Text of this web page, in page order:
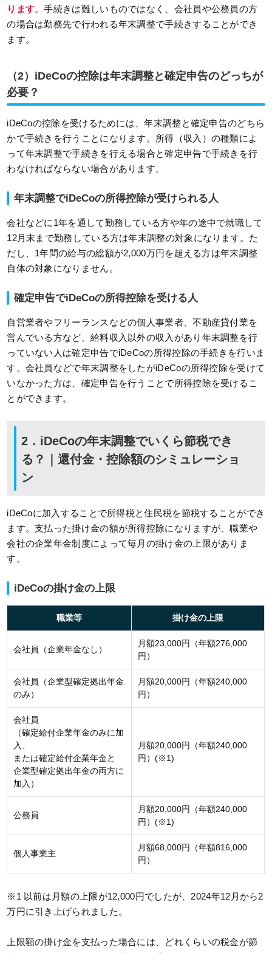
ります。手続きは難しいものではなく、会社員や公務員の方
の場合は勤務先で行われる年末調整で手続きすることができ
ます。
（2）iDeCoの控除は年末調整と確定申告のどっちが
必要？
iDeCoの控除を受けるためには、年末調整と確定申告のどちら
かで手続きを行うことになります。所得（収入）の種類によ
って年末調整で手続きを行える場合と確定申告で手続きを行
わなければならない場合があります。
年末調整でiDeCoの所得控除が受けられる人
会社などに1年を通して勤務している方や年の途中で就職して
12月末まで勤務している方は年末調整の対象になります。た
だし、1年間の給与の総額が2,000万円を超える方は年末調整
自体の対象になりません。
確定申告でiDeCoの所得控除を受ける人
自営業者やフリーランスなどの個人事業者、不動産貸付業を
営んでいる方など、給料収入以外の収入があり年末調整を行
っていない人は確定申告でiDeCoの所得控除の手続きを行いま
す。会社員などで年末調整をしたがiDeCoの所得控除を受けて
いなかった方は、確定申告を行うことで所得控除を受けるこ
とができます。
2．iDeCoの年末調整でいくら節税でき
る？｜還付金・控除額のシミュレーショ
ン
iDeCoに加入することで所得税と住民税を節税することができ
ます。支払った掛け金の額が所得控除になりますが、職業や
会社の企業年金制度によって毎月の掛け金の上限がありま
す。
iDeCoの掛け金の上限
職業等 掛け金の上限
会社員（企業年金なし）
月額23,000円（年額276,000
円）
会社員（企業型確定拠出年金
のみ）
月額20,000円（年額240,000
円）
会社員
（確定給付企業年金のみに加
入、
または確定給付企業年金と
企業型確定拠出年金の両方に
加入）
月額20,000円（年額240,000
円）(※1)
公務員
月額20,000円（年額240,000
円）(※1)
個人事業主
月額68,000円（年額816,000
円）
※1 以前は月額の上限が12,000円でしたが、2024年12月から2
万円に引き上げられました。
上限額の掛け金を支払った場合には、どれくらいの税金が節